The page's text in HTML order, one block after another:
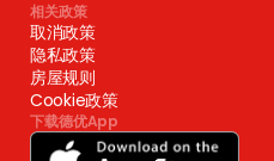
相关政策
取消政策
隐私政策
房屋规则
Cookie政策
下载德优App